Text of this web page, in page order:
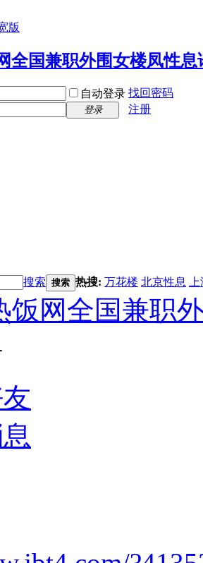
版
自动登录 找回密码
登录
注册
搜索 搜索 热搜: 万花楼 北京性息
饭网全国兼职